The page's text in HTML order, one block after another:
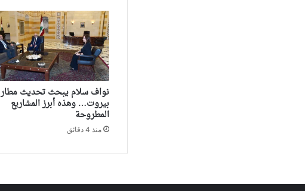
نواف سلام يبحث تحديث مطار
بيروت… وهذه أبرز المشاريع
المطروحة
منذ 4 دقائق